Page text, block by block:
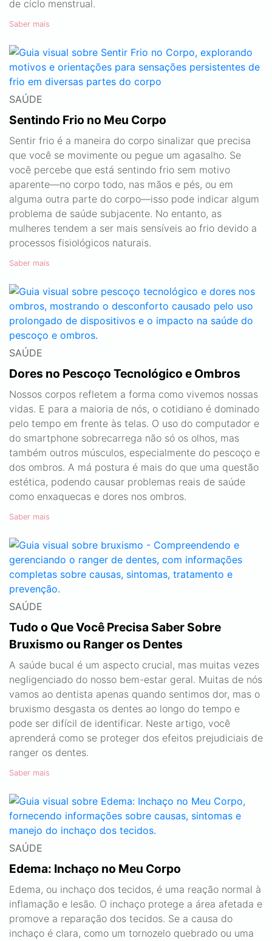
de ciclo menstrual.
Saber mais
SAÚDE
Sentindo Frio no Meu Corpo
Sentir frio é a maneira do corpo sinalizar que precisa
que você se movimente ou pegue um agasalho. Se
você percebe que está sentindo frio sem motivo
aparente—no corpo todo, nas mãos e pés, ou em
alguma outra parte do corpo—isso pode indicar algum
problema de saúde subjacente. No entanto, as
mulheres tendem a ser mais sensíveis ao frio devido a
processos fisiológicos naturais.
Saber mais
SAÚDE
Dores no Pescoço Tecnológico e Ombros
Nossos corpos refletem a forma como vivemos nossas
vidas. E para a maioria de nós, o cotidiano é dominado
pelo tempo em frente às telas. O uso do computador e
do smartphone sobrecarrega não só os olhos, mas
também outros músculos, especialmente do pescoço e
dos ombros. A má postura é mais do que uma questão
estética, podendo causar problemas reais de saúde
como enxaquecas e dores nos ombros.
Saber mais
SAÚDE
Tudo o Que Você Precisa Saber Sobre
Bruxismo ou Ranger os Dentes
A saúde bucal é um aspecto crucial, mas muitas vezes
negligenciado do nosso bem-estar geral. Muitas de nós
vamos ao dentista apenas quando sentimos dor, mas o
bruxismo desgasta os dentes ao longo do tempo e
pode ser difícil de identificar. Neste artigo, você
aprenderá como se proteger dos efeitos prejudiciais de
ranger os dentes.
Saber mais
SAÚDE
Edema: Inchaço no Meu Corpo
Edema, ou inchaço dos tecidos, é uma reação normal à
inflamação e lesão. O inchaço protege a área afetada e
promove a reparação dos tecidos. Se a causa do
inchaço é clara, como um tornozelo quebrado ou uma